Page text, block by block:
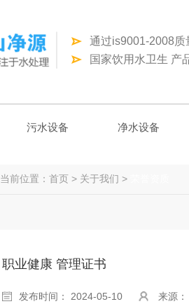
通过is9001-2008质
国家饮用水卫生 产
污水设备 净水设备
当前位置： 首页 > 关于我们 >
职业健康 管理证书
发布时间： 2024-05-10 来源：